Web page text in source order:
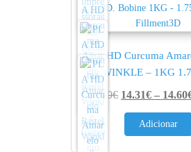
PLA HD Curcuma
WINKLE – 1KG
17.20€ 14.31€ – 14.60
Adicionar